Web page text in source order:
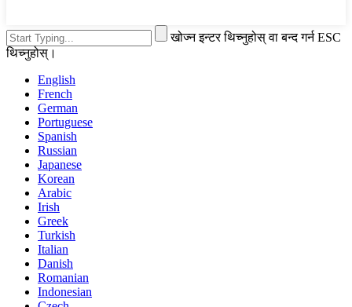
खोज्न इन्टर थिच्नुहोस् वा बन्द गर्न ESC
थिच्नुहोस्।
English
French
German
Portuguese
Spanish
Russian
Japanese
Korean
Arabic
Irish
Greek
Turkish
Italian
Danish
Romanian
Indonesian